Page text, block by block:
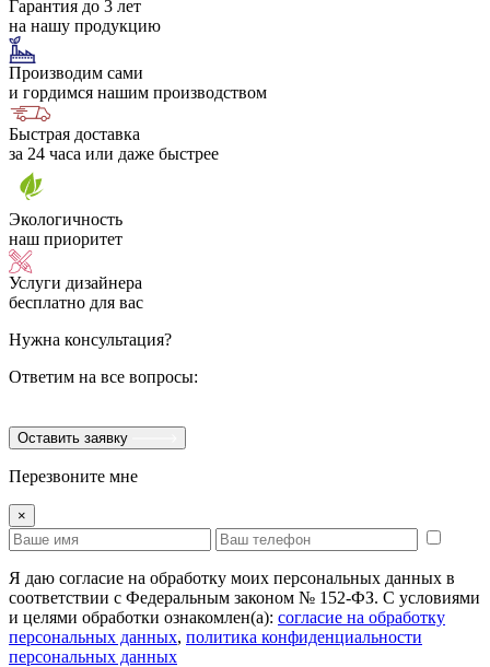
Гарантия до 3 лет
на нашу продукцию
Производим сами
и гордимся нашим производством
Быстрая доставка
за 24 часа или даже быстрее
Экологичность
наш приоритет
Услуги дизайнера
бесплатно для вас
Нужна консультация?
Ответим на все вопросы:
Оставить заявку
Перезвоните мне
×
Я даю согласие на обработку моих персональных данных в
соответствии с Федеральным законом № 152-ФЗ. С условиями
и целями обработки ознакомлен(а): cогласие на обработку
персональных данных, политика конфиденциальности
персональных данных